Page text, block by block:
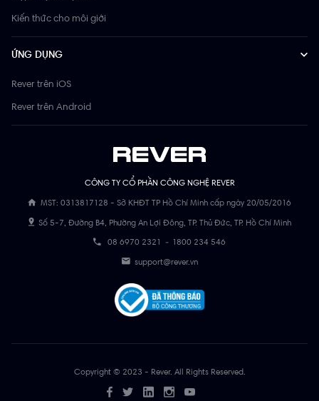
CÔNG TY CỔ PHẦN CÔNG NGHỆ REVER
MST: 0313817128 - Sở KHĐT TP Hồ Chí Minh cấp ngày 20/05/2016
Số 5-7, Đường B4, Phường An Lợi Đông, TP. Thủ Đức, TP. Hồ Chí Minh
08 6970 2321 - 1800 234 546
support@rever.vn
Kiến thức cho môi giới
ỨNG DỤNG
Rever trên iOS
Rever trên Android
Copyright © 2023 - Rever. All Rights Reserved.